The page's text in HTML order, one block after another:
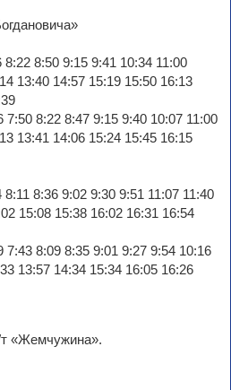
8:22 8:50 9:15 9:41 10:34 11:00
13:40 14:57 15:19 15:50 16:13
7:50 8:22 8:47 9:15 9:40 10:07 11:00
13:41 14:06 15:24 15:45 16:15
8:36 9:02 9:30 9:51 11:07 11:40
15:08 15:38 16:02 16:31 16:54
7:43 8:09 8:35 9:01 9:27 9:54 10:16
13:57 14:34 15:34 16:05 16:26
т «Жемчужина».